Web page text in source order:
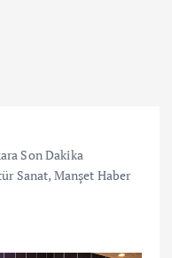
Son Dakika
Sanat, Manşet Haber